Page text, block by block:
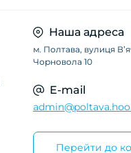
Наша адреса
м. Полтава, вулиця
Чорновола 10
E-mail
Перейти до